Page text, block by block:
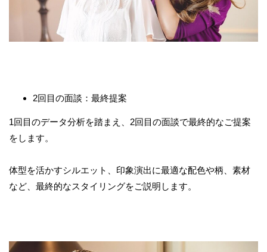
2回目の面談：最終提案
1回目のデータ分析を踏まえ、2回目の面談で最終的なご提案
をします。
体型を活かすシルエット、印象演出に最適な配色や柄、素材
など、最終的なスタイリングをご説明します。